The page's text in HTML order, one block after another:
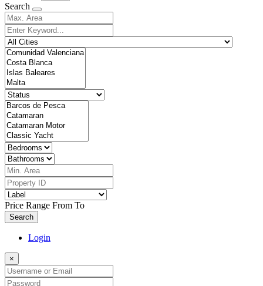
Search
Price Range From To
Search
Login
×